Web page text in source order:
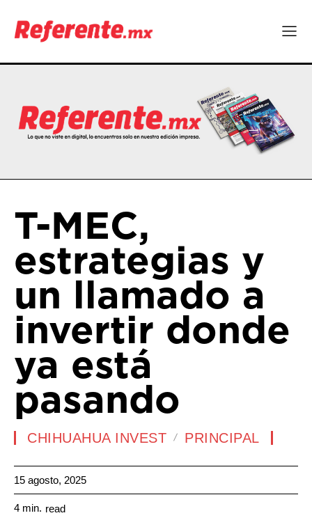
T-MEC,
estrategias y
un llamado a
invertir donde
ya está
pasando
CHIHUAHUA INVEST PRINCIPAL
15 agosto, 2025
4 min. read